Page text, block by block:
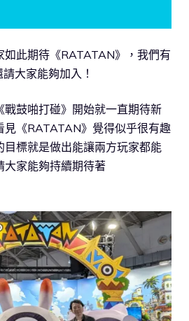
如此期待《RATATAN》，我們有
大家能夠加入！
戰鼓啪打碰》開始就一直期待新
見《RATATAN》覺得似乎很有趣
目標就是做出能讓兩方玩家都能
大家能夠持續期待著